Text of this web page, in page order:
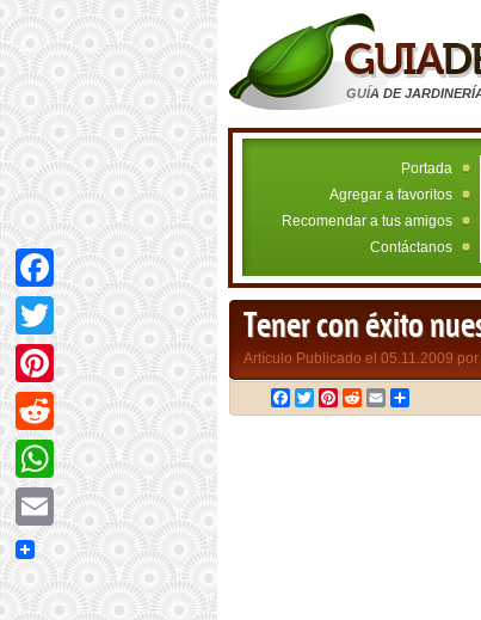
GUÍA DE
Portada
Agregar a favoritos
Recomendar a tus amigos
Contáctanos
Tener con éxito
Artículo Publicado el 05.11.2009 por
Facebook
TwitterPinterest
RedditEmail
Facebook
Twitter
Pinterest
Reddit
WhatsApp
Email